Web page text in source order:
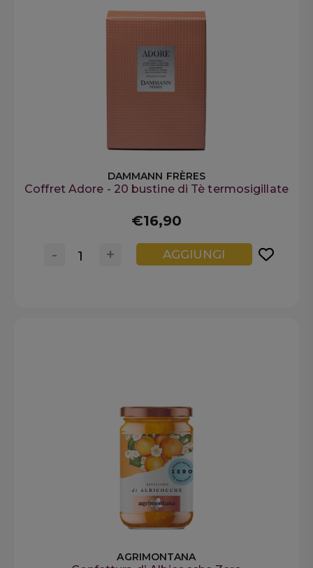
DAMMANN FRÈRES
Coffret Adore - 20 bustine di Tè termosigillate
€16,90
+
- AGGIUNGI
AGRIMONTANA